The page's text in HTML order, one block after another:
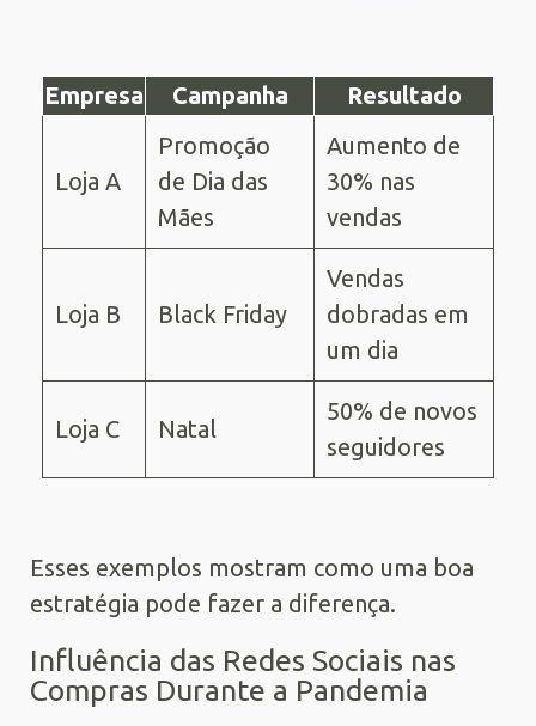
Empresa Campanha Resultado
Loja A
Promoção
de Dia das
Mães
Aumento de
30% nas
vendas
Loja B Black Friday
Vendas
dobradas em
um dia
Loja C Natal
50% de novos
seguidores
Esses exemplos mostram como uma boa
estratégia pode fazer a diferença.
Influência das Redes Sociais nas
Compras Durante a Pandemia